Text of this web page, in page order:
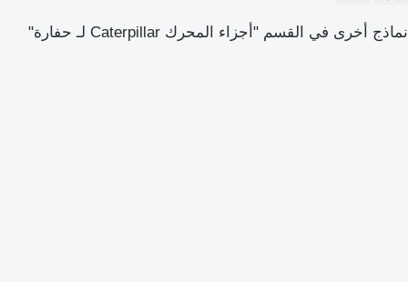
نماذج أخرى في القسم "أجزاء المحرك Caterpillar لـ حفارة"